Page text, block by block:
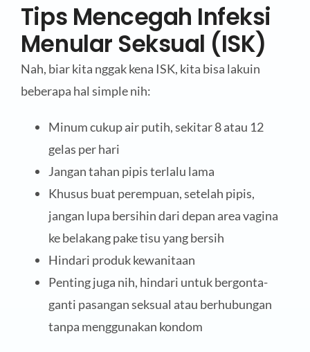
Tips Mencegah Infeksi
Menular Seksual (ISK)
Nah, biar kita nggak kena ISK, kita bisa lakuin
beberapa hal simple nih:
Minum cukup air putih, sekitar 8 atau 12
gelas per hari
Jangan tahan pipis terlalu lama
Khusus buat perempuan, setelah pipis,
jangan lupa bersihin dari depan area vagina
ke belakang pake tisu yang bersih
Hindari produk kewanitaan
Penting juga nih, hindari untuk bergonta-
ganti pasangan seksual atau berhubungan
tanpa menggunakan kondom